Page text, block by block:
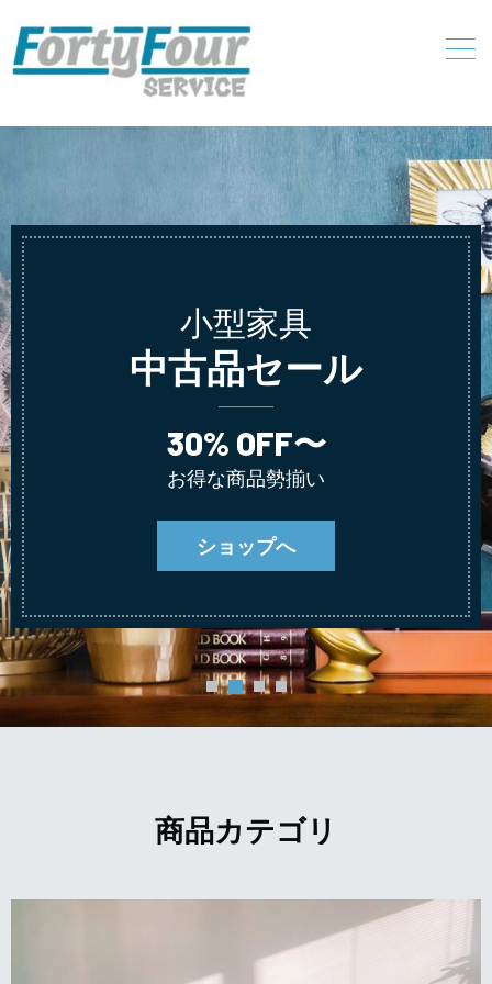
小型家具
中古品セール
30% OFF〜
お得な商品勢揃い
ショップへ
商品カテゴリ